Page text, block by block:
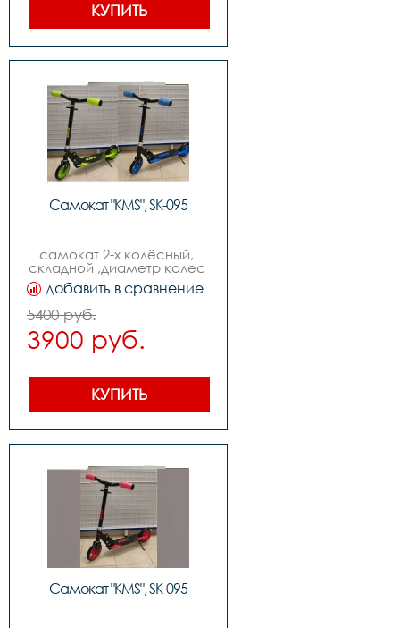
КУПИТЬ
Самокат "KMS", SK-095
самокат 2-х колёсный,
складной ,диаметр колес
170мм,возраст от 9-ти лет
добавить в сравнение
5400 руб.
3900 руб.
КУПИТЬ
Самокат "KMS", SK-095